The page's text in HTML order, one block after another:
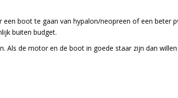
boot te gaan van hypalon/neopreen of een beter
buiten budget.
de motor en de boot in goede staar zijn dan